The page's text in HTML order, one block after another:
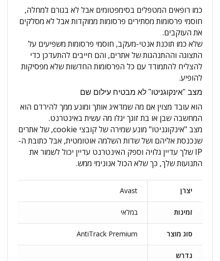
כמו רופאים המטפלים בסימפטומים אבל לא בגורם למחלה,
חוסמי פרסומות מסתירים פרסומות ממוקדות אבל לא מסלקים
את העוקבים.
שלא כמו תוכנת אנטי-מעקב, חוסמי פרסומות משפיעים על
התצוגה וההתנהגות של אתרים, והם חייבים להתעדכן כדי
להצליח להתמודד עם כל הפרסומות החדשות שלא מפסיקות
להופיע.
מצב "אינקוגניטו" לא מבטיח עילום שם
הוא עובד מצוין אם מה שמדאיג אותך ומונע ממך להירדם הוא
המחשבה שבן או בת זוגך יגלו מה עשית באינטרנט.
מצב "אינקוגניטו" מונע שמירה של קובצי cookie, של אתרים
שנכנסת אליהם ושל שדות השלמה אוטומטית, אבל כתובת ה-
IP שלך עדיין גלויה וספק האינטרנט עדיין יכול לשמור את
התנועות שלך, כך שלא הכול אנונימי ממש.
יצרן Avast
זמינות במלאי
סוג מוצר AntiTrack Premium
נדרש